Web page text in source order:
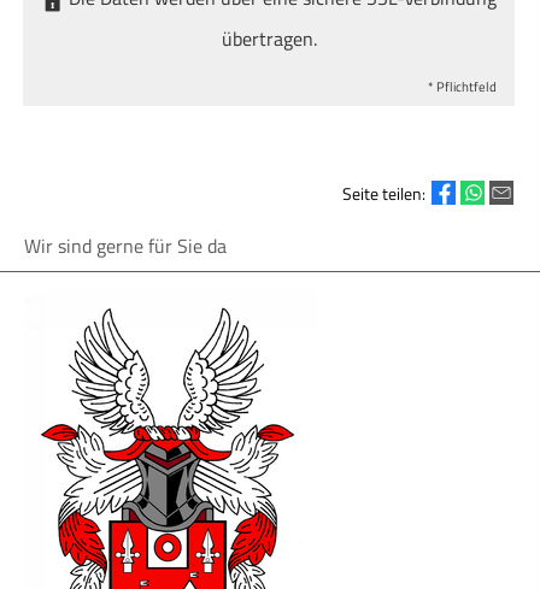
übertragen.
* Pflichtfeld
Seite teilen:
Wir sind gerne für Sie da